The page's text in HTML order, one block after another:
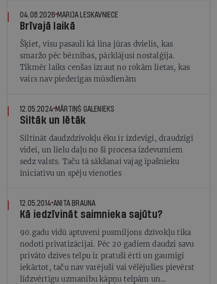
04.08.2026 MARIJA LESKAVNIECE
Brīvajā laikā
Šķiet, visu pasauli kā lina jūras dvielis, kas
smaržo pēc bērnības, pārklājusi nostalģija.
Tikmēr laiks cenšas izraut no rokām lietas, kas
vairs nav piederīgas mūsdienām
12.05.2024 MĀRTIŅŠ GALENIEKS
Siltāk un lētāk
Siltināt daudzdzīvokļu ēku ir izdevīgi, draudzīgi
videi, un lielu daļu no šī procesa izdevumiem
sedz valsts. Taču tā sākšanai vajag īpašnieku
iniciatīvu un spēju vienoties
12.05.2014 ANITA BRAUNA
Kā iedzīvināt saimnieka sajūtu?
90.gadu vidū aptuveni pusmiljons dzīvokļu tika
nodoti privatizācijai. Pēc 20 gadiem daudzi savu
privāto dzīves telpu ir pratuši ērti un gaumīgi
iekārtot, taču nav varējuši vai vēlējušies pievērst
līdzvērtīgu uzmanību kāpņu telpām un